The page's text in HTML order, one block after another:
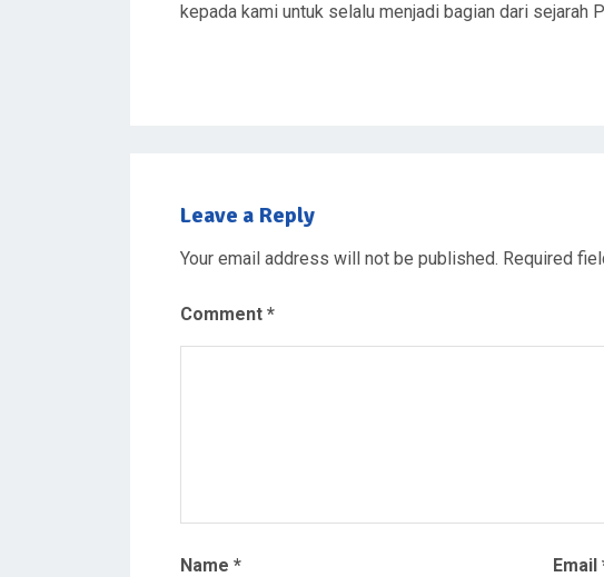
kepada kami untuk selalu menjadi bagian dari sejarah
Leave a Reply
Your email address will not be published. Required
Comment *
Name * Email